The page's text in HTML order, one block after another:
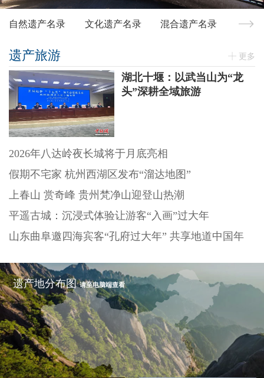
自然遗产名录 文化遗产名录 混合遗产名录
遗产旅游 更多
湖北十堰：以武当山为“龙
头”深耕全域旅游
2026年八达岭夜长城将于月底亮相
假期不宅家 杭州西湖区发布“溜达地图”
上春山 赏奇峰 贵州梵净山迎登山热潮
平遥古城：沉浸式体验让游客“入画”过大年
山东曲阜邀四海宾客“孔府过大年” 共享地道中国年
遗产地分布图请至电脑端查看